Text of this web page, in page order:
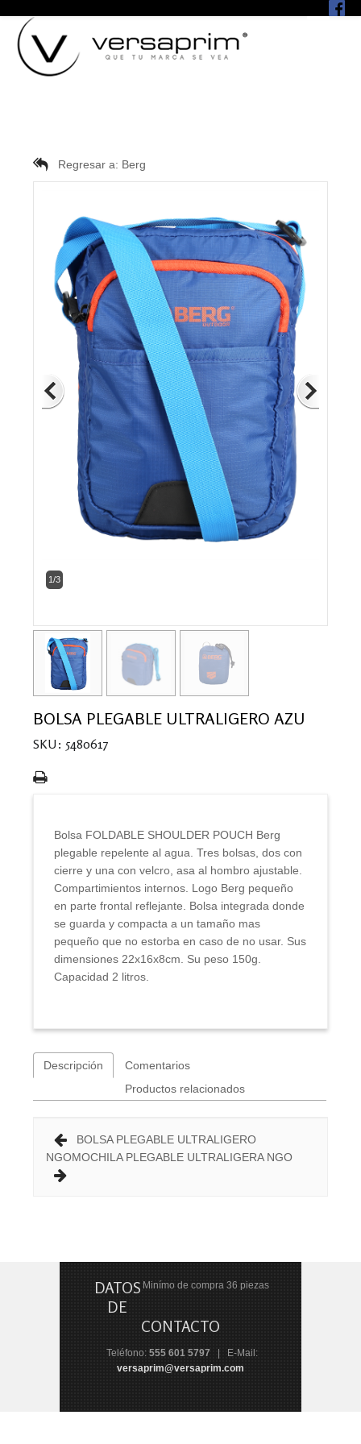
Regresar a: Berg
1/3
BOLSA PLEGABLE ULTRALIGERO AZU
SKU: 5480617
Bolsa FOLDABLE SHOULDER POUCH Berg
plegable repelente al agua. Tres bolsas, dos con
cierre y una con velcro, asa al hombro ajustable.
Compartimientos internos. Logo Berg pequeño
en parte frontal reflejante. Bolsa integrada donde
se guarda y compacta a un tamaño mas
pequeño que no estorba en caso de no usar. Sus
dimensiones 22x16x8cm. Su peso 150g.
Capacidad 2 litros.
Descripción
Comentarios
Productos relacionados
BOLSA PLEGABLE ULTRALIGERO
NGOMOCHILA PLEGABLE ULTRALIGERA NGO
Minímo de compra 36 piezas
DATOS
DE
CONTACTO
Teléfono: 555 601 5797 | E-Mail:
versaprim@versaprim.com